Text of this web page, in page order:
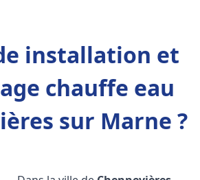
installation et
chauffe eau
sur Marne ?